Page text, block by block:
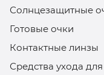
Солнцезащитные
Готовые очки
Контактные линзы
Средства ухода